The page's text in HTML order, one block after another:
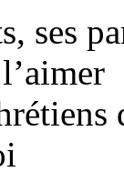
ses